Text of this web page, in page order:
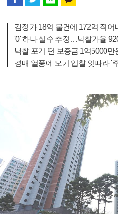
감정가 18억 물건에 172억 적어
'0' 하나 실수 추정…낙찰가율
낙찰 포기 땐 보증금 1억5000만
경매 열풍에 오기 입찰 잇따라 '